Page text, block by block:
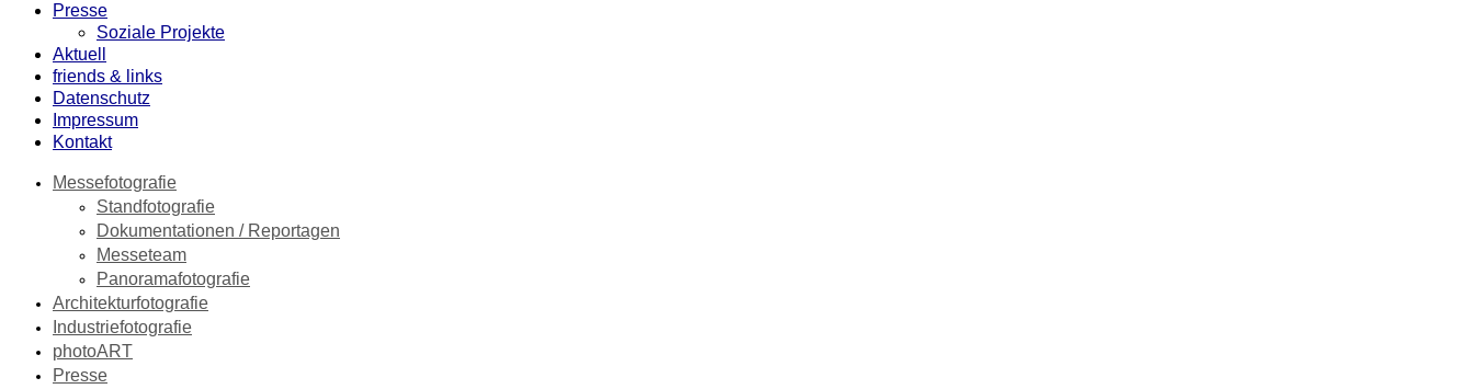
Presse
Soziale Projekte
Aktuell
friends & links
Datenschutz
Impressum
Kontakt
Messefotografie
Standfotografie
Dokumentationen / Reportagen
Messeteam
Panoramafotografie
Architekturfotografie
Industriefotografie
photoART
Presse